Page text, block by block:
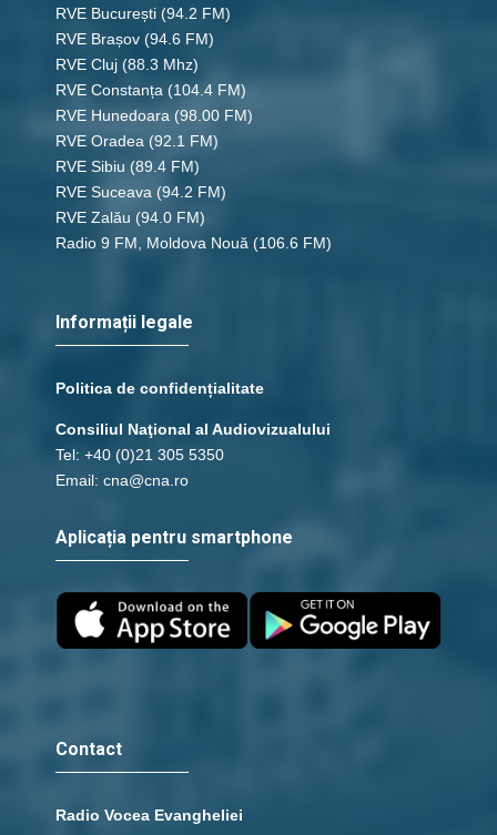
RVE București (94.2 FM)
RVE Brașov (94.6 FM)
RVE Cluj (88.3 Mhz)
RVE Constanța (104.4 FM)
RVE Hunedoara (98.00 FM)
RVE Oradea (92.1 FM)
RVE Sibiu (89.4 FM)
RVE Suceava (94.2 FM)
RVE Zalău (94.0 FM)
Radio 9 FM, Moldova Nouă (106.6 FM)
Informații legale
Politica de confidențialitate
Consiliul Naţional al Audiovizualului
Tel: +40 (0)21 305 5350
Email: cna@cna.ro
Aplicația pentru smartphone
Contact
Radio Vocea Evangheliei